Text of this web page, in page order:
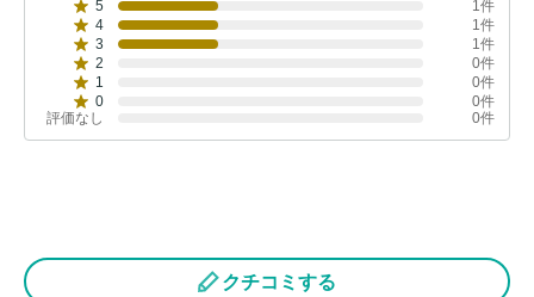
5
1件
4
1件
3
1件
2
0件
1
0件
0
0件
評価なし
0件
クチコミする